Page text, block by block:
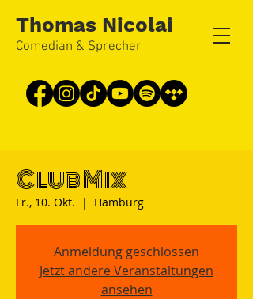
Thomas Nicolai
Comedian & Sprecher
Club Mix
Fr., 10. Okt.
  |
Hamburg
Anmeldung geschlossen
Jetzt andere Veranstaltungen
ansehen